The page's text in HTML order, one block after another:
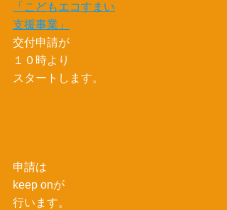
「こどもエコすまい
支援事業」
交付申請が
１０時より
スタートします。
申請は
keep onが
行います。